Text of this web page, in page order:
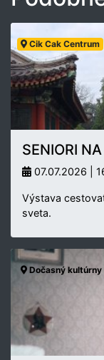
Cik Cak Centrum
SENIORI
07.07.2026 |
Výstava
sveta.
Dočasný